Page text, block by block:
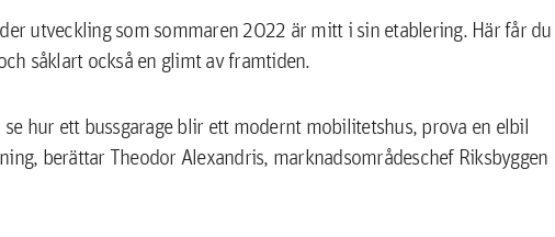
utveckling som sommaren 2022 är mitt i sin etablering. Här får du
såklart också en glimt av framtiden.
hur ett bussgarage blir ett modernt mobilitetshus, prova en elbil
berättar Theodor Alexandris, marknadsområdeschef Riksbyggen